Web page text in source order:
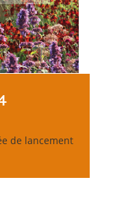
de lancement